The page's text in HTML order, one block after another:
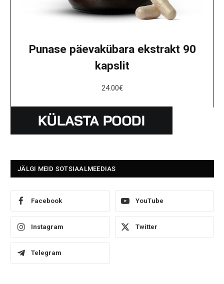
Punase päevakübara ekstrakt 90
kapslit
24.00€
JÄLGI MEID SOTSIAALMEEDIAS
Facebook YouTube
Instagram Twitter
Telegram